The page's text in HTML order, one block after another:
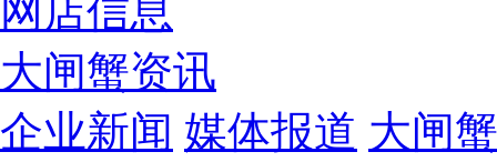
网店信息
大闸蟹资讯
企业新闻 媒体报道 大闸